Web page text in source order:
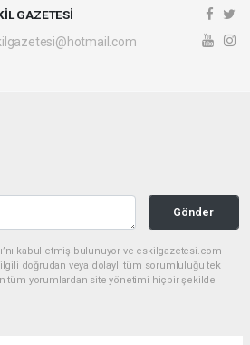
GAZETESİ
Gönder
kabul etmiş bulunuyor ve eskilgazetesi.com
ilgili doğrudan veya dolaylı tüm sorumluluğu tek
tüm yorumlardan site yönetimi hiçbir şekilde